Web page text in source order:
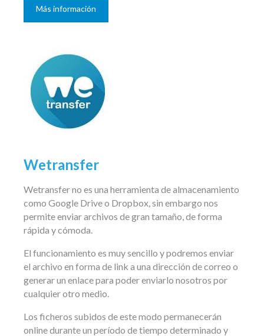
Más información
Wetransfer
Wetransfer no es una herramienta de almacenamiento
como Google Drive o Dropbox, sin embargo nos
permite enviar archivos de gran tamaño, de forma
rápida y cómoda.
El funcionamiento es muy sencillo y podremos enviar
el archivo en forma de link a una dirección de correo o
generar un enlace para poder enviarlo nosotros por
cualquier otro medio.
Los ficheros subidos de este modo permanecerán
online durante un período de tiempo determinado y